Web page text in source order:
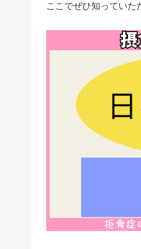
ここでぜひ知っていた